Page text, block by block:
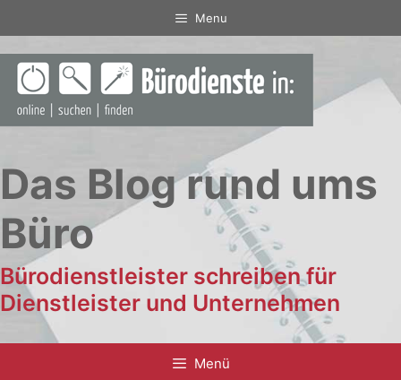
Inhalt
springen
Menu
Das Blog rund ums
Büro
Bürodienstleister schreiben für
Dienstleister und Unternehmen
Menü